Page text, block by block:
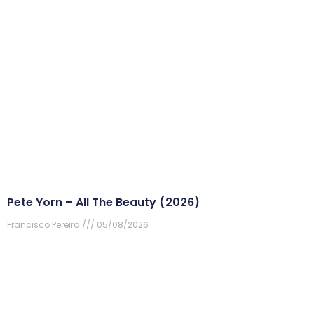
Pete Yorn – All The Beauty (2026)
Francisco Pereira 05/08/2026